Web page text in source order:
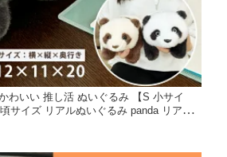
わいい 推し活 ぬいぐるみ 【S 小サイ
サイズ リアルぬいぐるみ panda リアル
退職祝い おもちゃ 出産祝い プレゼン
女の子 誕生日 小サイズ S